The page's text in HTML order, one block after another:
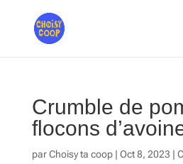
Crumble de
flocons
parChoisy ta coop| Oct 8, 2023 |